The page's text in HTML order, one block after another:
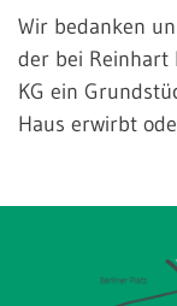
Wir bedanken
der bei Reinhart
KG ein
Haus erwirbt